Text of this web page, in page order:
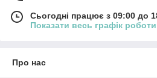
Сьогодні працює з 09:00 до
Показати весь графік роботи
Про нас